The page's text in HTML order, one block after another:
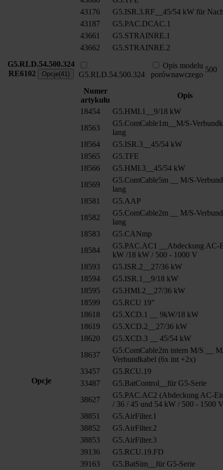
43176
G5.ISR.3.RF__45/54 kW für
43187
G5.PAC.DCAC.1
43661
G5.STRAINRE.1
43662
G5.STRAINRE.2
G5.RLD.54.500.324
RE6102
Opcje(41) G5.RLD.54.500.324
Opis modelu
porównawczego
500
Opcje
Numer
artykułu
Opis
18454
G5.HMI.1__9/18 kW
18563
G5.ComCable1m__M/S-
lang
18564
G5.ISR.3__45/54 kW
18565
G5.TFE
18566
G5.HMI.3__45/54 kW
18569
G5.ComCable5m __ M/S-
lang
18581
G5.AAP
18582
G5.ComCable2m __ M/S-
lang
18583
G5.CANmp
18584
G5.PAC.AC1 __Abdeckung AC-
kW /18 kW / 500 - 1000 V
18593
G5.ISR.2__27/36 kW
18594
G5.ISR.1__9/18 kW
18595
G5.HMI.2__27/36 kW
18599
G5.RCU 19"
18618
G5.XCD.1 __ 9kW/18 kW
18619
G5.XCD.2__27/36 kW
18620
G5.XCD.3 __ 45/54 kW
18637
G5.ComCable2m intern M/S __
Verbundkabel (6x int +2x)
33457
G5.RCU.19
33487
G5.BatControl__für G5-Serie
38627
G5.PAC.AC2 (Abdeckung AC-
/ 36 / 45 und 54 kW / 500 - 1500
38851
G5.AirFilter.1
38852
G5.AirFilter.2
38853
G5.AirFilter.3
39136
G5.RCU.19.FD
39163
G5.BatSim__für G5-Serie